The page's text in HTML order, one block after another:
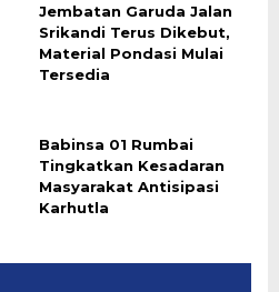
Jembatan Garuda Jalan
Srikandi Terus Dikebut,
Material Pondasi Mulai
Tersedia
Babinsa 01 Rumbai
Tingkatkan Kesadaran
Masyarakat Antisipasi
Karhutla